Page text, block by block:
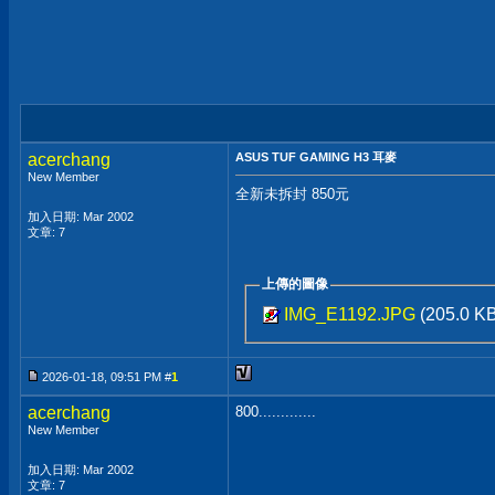
acerchang
New Member
加入日期: Mar 2002
文章: 7
ASUS TUF GAMING H3 耳麥
全新未拆封 850元
上傳的圖像
IMG_E1192.JPG (205.0
2026-01-18, 09:51 PM #1
acerchang
New Member
加入日期: Mar 2002
文章: 7
800.............